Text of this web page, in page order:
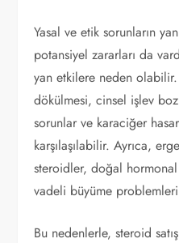
Yasal ve etik sorunların
potansiyel zararları da
yan etkilere neden
dökülmesi, cinsel işlev
sorunlar ve karaciğer
karşılaşılabilir. Ayrıca,
steroidler, doğal
vadeli büyüme
Bu nedenlerle, steroid